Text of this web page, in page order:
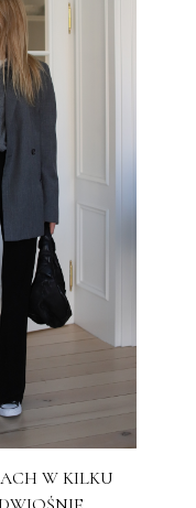
W KILKU